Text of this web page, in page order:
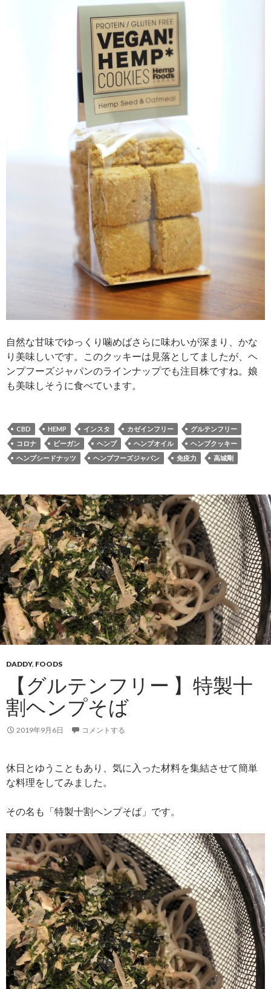
自然な甘味でゆっくり噛めばさらに味わいが深まり、かな
り美味しいです。このクッキーは見落としてましたが、ヘ
ンプフーズジャパンのラインナップでも注目株ですね。娘
も美味しそうに食べています。
CBD HEMP インスタ カゼインフリー
グルテンフリー
コロナ
ビーガン ヘンプ ヘンプオイル
ヘンプクッキー
ヘンプシードナッツ
ヘンプフーズジャパン 免疫力 高城剛
DADDY, FOODS
【グルテンフリー 】特製十
割ヘンプそば
2019年9月6日 コメントする
休日とゆうこともあり、気に入った材料を集結させて簡単
な料理をしてみました。
その名も「特製十割ヘンプそば」です。